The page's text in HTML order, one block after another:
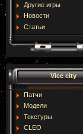
Другие игры
Новости
Статьи
Vice city
Патчи
Модели
Текстуры
CLEO